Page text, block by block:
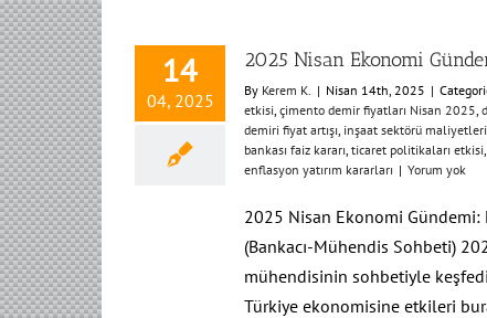
14
04, 2025
2025 Nisan Ekonomi
By Kerem K. | Nisan 14th, 2025 |
etkisi, çimento demir fiyatları Nisan 2025,
demiri fiyat artışı, inşaat sektörü
bankası faiz kararı, ticaret politikaları etkisi,
enflasyon yatırım kararları | Yorum yok
2025 Nisan Ekonomi Gündemi:
(Bankacı-Mühendis Sohbeti)
mühendisinin sohbetiyle
Türkiye ekonomisine etkileri